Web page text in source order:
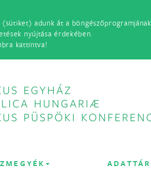
adunk át a
nyújtása érdekében.
kattintva!
ADATTÁR